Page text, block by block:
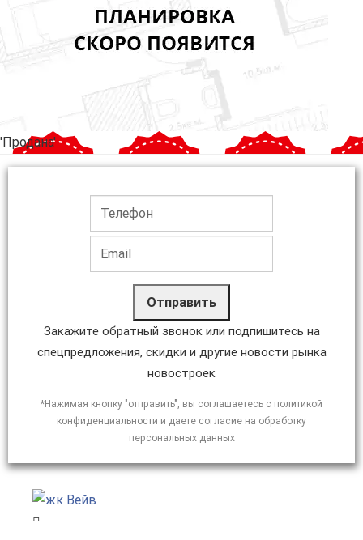
'Продана'
Отправить
Закажите обратный звонок или подпишитесь на
спецпредложения, скидки и другие новости рынка
новостроек
*Нажимая кнопку "отправить", вы соглашаетесь с политикой
конфиденциальности и даете согласие на обработку
персональных данных